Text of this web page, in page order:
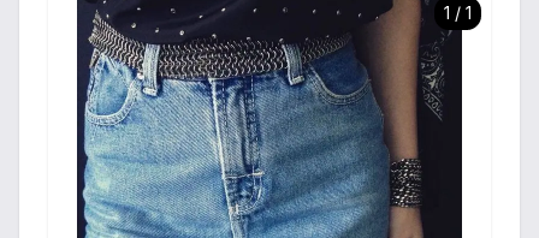
1 / 1